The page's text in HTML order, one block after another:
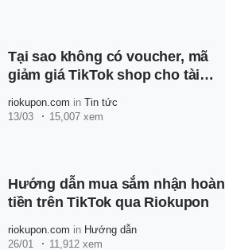
Tại sao không có voucher, mã
giảm giá TikTok shop cho tài
riokupon.com in Tin tức
13/03
15,007 xem
Hướng dẫn mua sắm nhận hoàn
tiền trên TikTok qua Riokupon
riokupon.com in Hướng dẫn
26/01
11,912 xem